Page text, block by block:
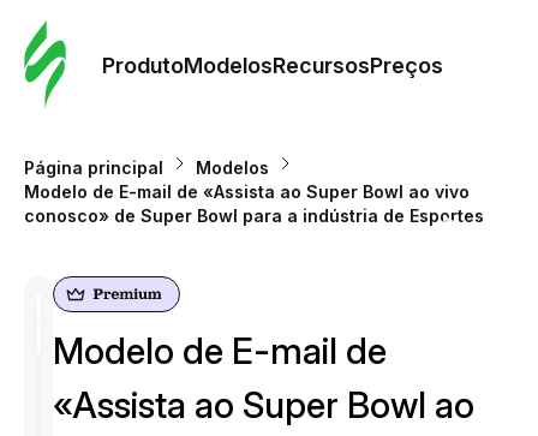
ProdutoModelosRecursosPreços
Página principal
Modelos
Modelo de E-mail de «Assista ao Super Bowl ao vivo
conosco» de Super Bowl para a indústria de Esportes
Modelo de E-mail de
«Assista ao Super Bowl ao